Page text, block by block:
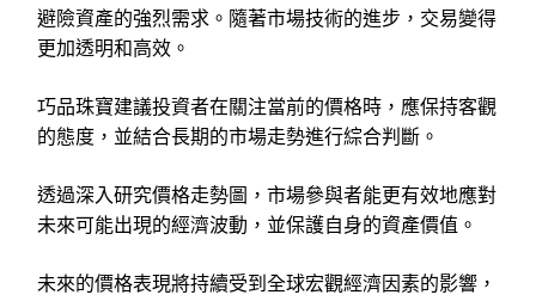
避險資產的強烈需求。隨著市場技術的進步，交易變得
更加透明和高效。
巧品珠寶建議投資者在關注當前的價格時，應保持客觀
的態度，並結合長期的市場走勢進行綜合判斷。
透過深入研究價格走勢圖，市場參與者能更有效地應對
未來可能出現的經濟波動，並保護自身的資產價值。
未來的價格表現將持續受到全球宏觀經濟因素的影響，